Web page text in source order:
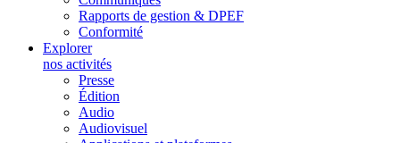
Rapports de gestion & DPEF
Conformité
Explorer
nos activités
Presse
Édition
Audio
Audiovisuel